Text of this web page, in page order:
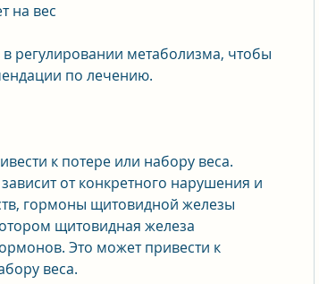
на вес
регулировании метаболизма, чтобы
по лечению.
к потере или набору веса.
от конкретного нарушения и
гормоны щитовидной железы
щитовидная железа
Это может привести к
веса.